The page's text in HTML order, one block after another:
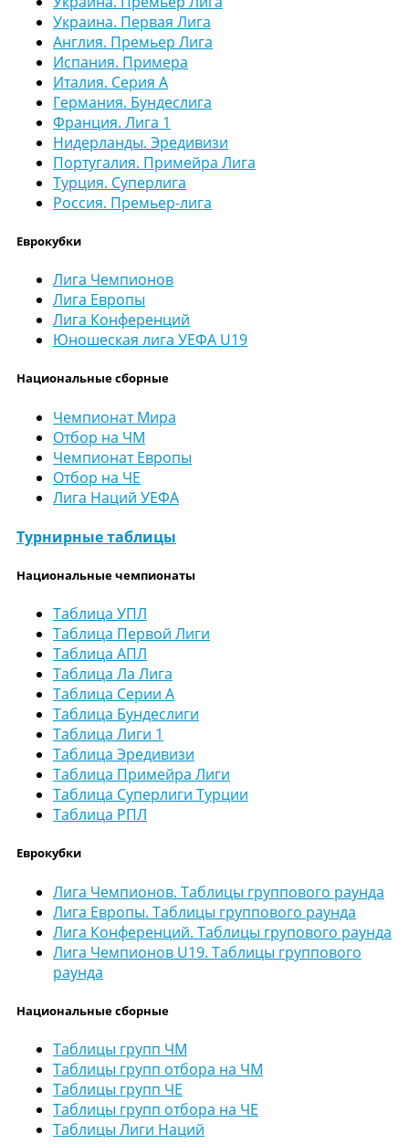
Украина. Первая Лига
Англия. Премьер Лига
Испания. Примера
Италия. Серия А
Германия. Бундеслига
Франция. Лига 1
Нидерланды. Эредивизи
Португалия. Примейра Лига
Турция. Суперлига
Россия. Премьер-лига
Еврокубки
Лига Чемпионов
Лига Европы
Лига Конференций
Юношеская лига УЕФА U19
Национальные сборные
Чемпионат Мира
Отбор на ЧМ
Чемпионат Европы
Отбор на ЧЕ
Лига Наций УЕФА
Турнирные таблицы
Национальные чемпионаты
Таблица УПЛ
Таблица Первой Лиги
Таблица АПЛ
Таблица Ла Лига
Таблица Серии А
Таблица Бундеслиги
Таблица Лиги 1
Таблица Эредивизи
Таблица Примейра Лиги
Таблица Суперлиги Турции
Таблица РПЛ
Еврокубки
Лига Чемпионов. Таблицы группового раунда
Лига Европы. Таблицы группового раунда
Лига Конференций. Таблицы групового раунда
Лига Чемпионов U19. Таблицы группового
раунда
Национальные сборные
Таблицы групп ЧМ
Таблицы групп отбора на ЧМ
Таблицы групп ЧЕ
Таблицы групп отбора на ЧЕ
Таблицы Лиги Наций